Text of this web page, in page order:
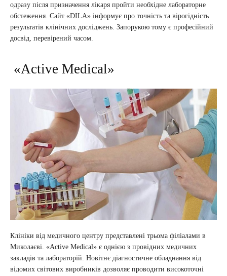
одразу після призначення лікаря пройти необхідне лабораторне
обстеження. Сайт «DILA» інформує про точність та вірогідність
результатів клінічних досліджень. Запорукою тому є професійний
досвід, перевірений часом.
«Active Medical»
Клініки від медичного центру представлені трьома філіалами в
Миколаєві. «Active Medical» є однією з провідних медичних
закладів та лабораторій. Новітнє діагностичне обладнання від
відомих світових виробників дозволяє проводити високоточні